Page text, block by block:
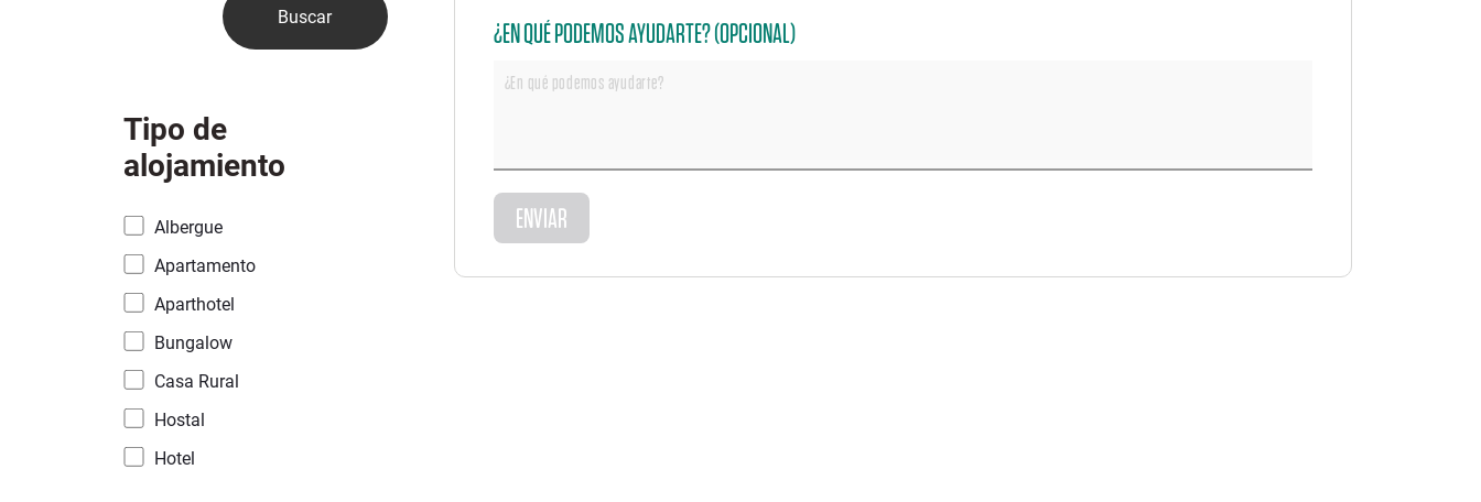
Tipo de
alojamiento
Albergue
Apartamento
Aparthotel
Bungalow
Casa Rural
Hostal
Hotel
¿EN QUÉ PODEMOS AYUDARTE? (OPCIONAL)